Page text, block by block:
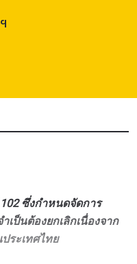
ซึ่งกำหนดจัดการ
ป็นต้องยกเลิกเนื่องจาก
ระเทศไทย